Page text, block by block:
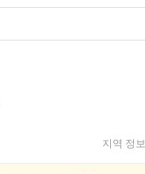
지역 정보